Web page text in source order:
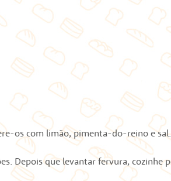
os com limão, pimenta-do-reino e
Depois que levantar fervura, cozinhe